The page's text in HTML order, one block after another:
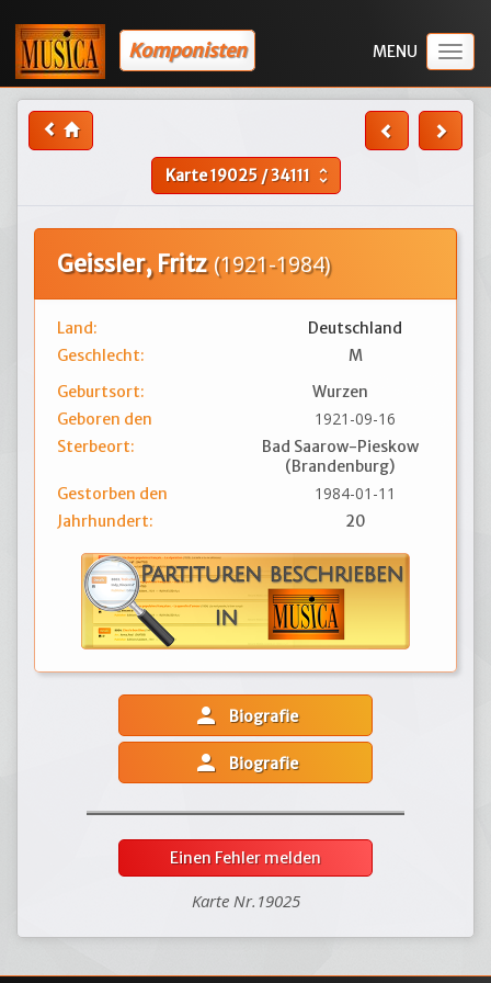
Komponisten
Karte19025/34111 unfold_more
Geissler, Fritz(1921-1984)
Land:
Deutschland
Geschlecht:
M
Geburtsort:
Wurzen
Geboren den
1921-09-16
Sterbeort:
Bad Saarow-Pieskow
(Brandenburg)
Gestorben den
1984-01-11
Jahrhundert: 20
person Biografie
person Biografie
Einen Fehler melden
Karte Nr.19025